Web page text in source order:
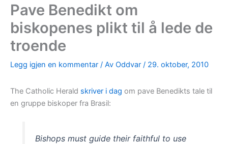
Pave Benedikt om
biskopenes plikt til å lede de
troende
Legg igjen en kommentar / Av Oddvar / 29. oktober, 2010
The Catholic Herald skriver i dag om pave Benedikts tale til
en gruppe biskoper fra Brasil:
Bishops must guide their faithful to use